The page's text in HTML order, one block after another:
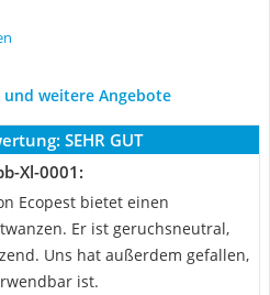
und weitere Angebote
SEHR GUT
Xl-0001:
Ecopest bietet einen
Er ist geruchsneutral,
Uns hat außerdem gefallen,
ist.